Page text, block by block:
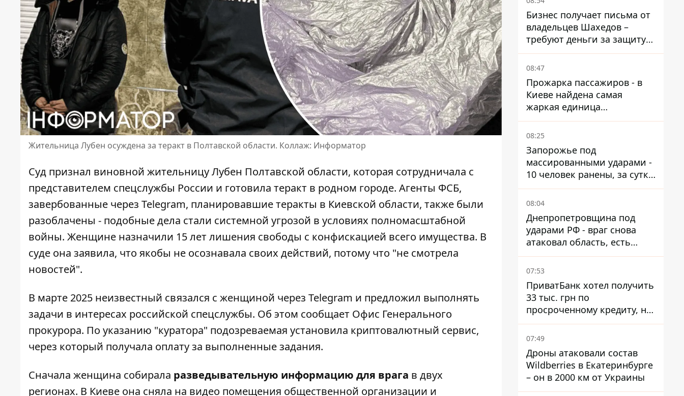
Жительница Лубен осуждена за теракт в Полтавской области. Коллаж: Информатор
Суд признал виновной жительницу Лубен Полтавской области, которая сотрудничала с
представителем спецслужбы России и готовила теракт в родном городе. Агенты ФСБ,
завербованные через Telegram, планировавшие теракты в Киевской области, также были
разоблачены - подобные дела стали системной угрозой в условиях полномасштабной
войны. Женщине назначили 15 лет лишения свободы с конфискацией всего имущества. В
суде она заявила, что якобы не осознавала своих действий, потому что "не смотрела
новостей".
В марте 2025 неизвестный связался с женщиной через Telegram и предложил выполнять
задачи в интересах российской спецслужбы. Об этом сообщает Офис Генерального
прокурора. По указанию "куратора" подозреваемая установила криптовалютный сервис,
через который получала оплату за выполненные задания.
Сначала женщина собирала разведывательную информацию для врага в двух
регионах. В Киеве она сняла на видео помещения общественной организации и
Бизнес получает письма от
владельцев Шахедов –
требуют деньги за защиту
от атак
08:47
Прожарка пассажиров - в
Киеве найдена самая
жаркая единица
общественного транспорта
08:25
Запорожье под
массированными ударами -
10 человек ранены, за сутки
тысячи атак
08:04
Днепропетровщина под
ударами РФ - враг снова
атаковал область, есть
разрушения и пожары
07:53
ПриватБанк хотел получить
33 тыс. грн по
просроченному кредиту, но
суд взыскал с должницы
только 22 тыс. грн
07:49
Дроны атаковали состав
Wildberries в Екатеринбурге
– он в 2000 км от Украины